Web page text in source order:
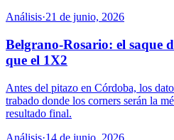
Análisis·21 de junio, 2026
Belgrano-Rosario: el saque
que el 1X2
Antes del pitazo en Córdoba, los
trabado donde los corners serán la
resultado final.
Análisis·14 de junio, 2026